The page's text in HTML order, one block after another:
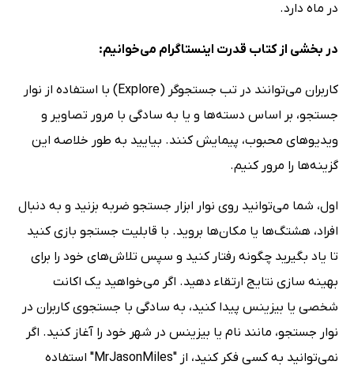
در ماه دارد.
در بخشی از کتاب قدرت اینستاگرام می‌خوانیم:
کاربران می‌توانند در تب جستجوگر (Explore) با استفاده از نوار
جستجو، بر اساس دسته‌ها و یا به سادگی با مرور تصاویر و
ویدیوهای محبوب، پیمایش کنند. بیایید به طور خلاصه این
گزینه‌ها را مرور کنیم.
اول، شما می‌توانید روی نوار ابزار جستجو ضربه بزنید و به دنبال
افراد، هشتگ‌ها یا مکان‌ها بروید. با قابلیت جستجو بازی کنید
تا یاد بگیرید چگونه رفتار کنید و سپس تلاش‌های خود را برای
بهینه سازی نتایج ارتقاء دهید. اگر می‌خواهید یک اکانت
شخصی یا بیزینس پیدا کنید، به سادگی با جستجوی کاربران در
نوار جستجو، مانند نام یا بیزینس در شهر خود را آغاز کنید. اگر
نمی‌توانید به کسی فکر کنید، از "MrJasonMiles" استفاده